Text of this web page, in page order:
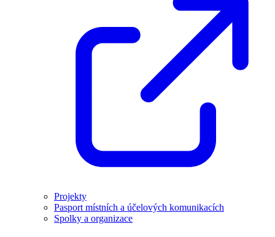
Projekty
Pasport místních a účelových komunikacích
Spolky a organizace